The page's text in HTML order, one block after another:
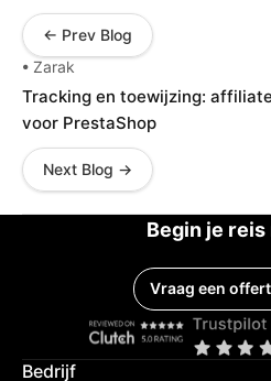
← Prev Blog
• Zarak
Tracking en toewijzing:
voor PrestaShop
Next Blog →
Begin je reis
Vraag een
Bedrijf